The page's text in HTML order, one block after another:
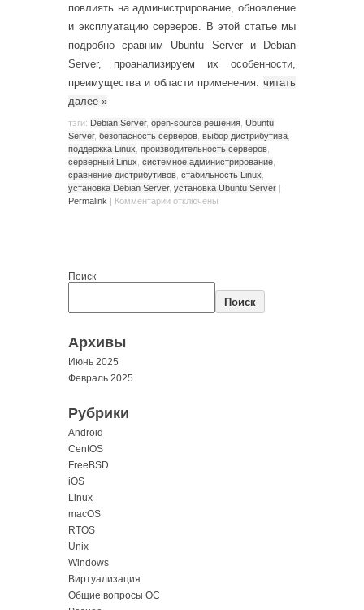
повлиять на администрирование, обновление
и эксплуатацию серверов. В этой статье мы
подробно сравним Ubuntu Server и Debian
Server, проанализируем их особенности,
преимущества и области применения. читать
далее »
тэги: Debian Server, open-source решения Ubuntu
Server, безопасность серверов выбор дистрибутива
поддержка Linux производительность серверов
серверный Linux системное администрирование
сравнение дистрибутивов стабильность Linux
установка Debian Server, установка Ubuntu Server |
Permalink | Комментарии отключены
Поиск
Поиск
Архивы
Июнь 2025
Февраль 2025
Рубрики
Android
CentOS
FreeBSD
iOS
Linux
macOS
RTOS
Unix
Windows
Виртуализация
Общие вопросы ОС